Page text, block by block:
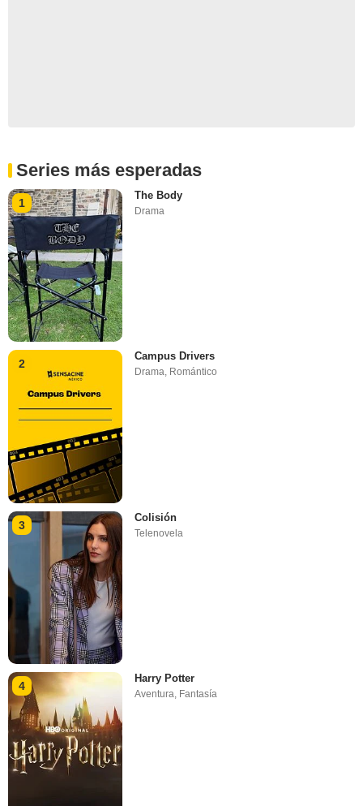
Series más esperadas
1
The Body
Drama
2
Campus Drivers
Drama, Romántico
3
Colisión
Telenovela
4
Harry Potter
Aventura, Fantasía